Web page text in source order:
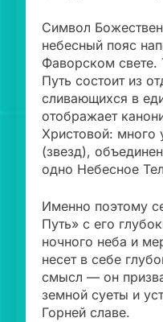
Символ
небесный пояс
Фаворском свете.
Путь состоит из
сливающихся в
отображает
Христовой: много
(звезд),
одно Небесное
Именно поэтому
Путь» с его
ночного неба и
несет в себе
смысл — он
земной суеты и
Горней славе.